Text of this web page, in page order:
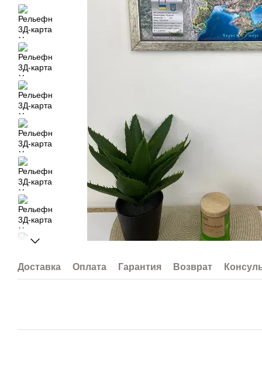
Доставка Оплата Гарантия Возврат